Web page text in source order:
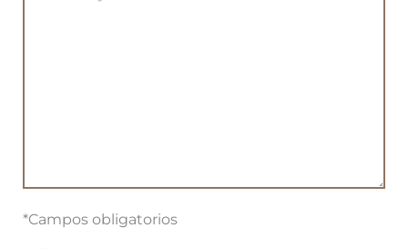
*Campos obligatorios